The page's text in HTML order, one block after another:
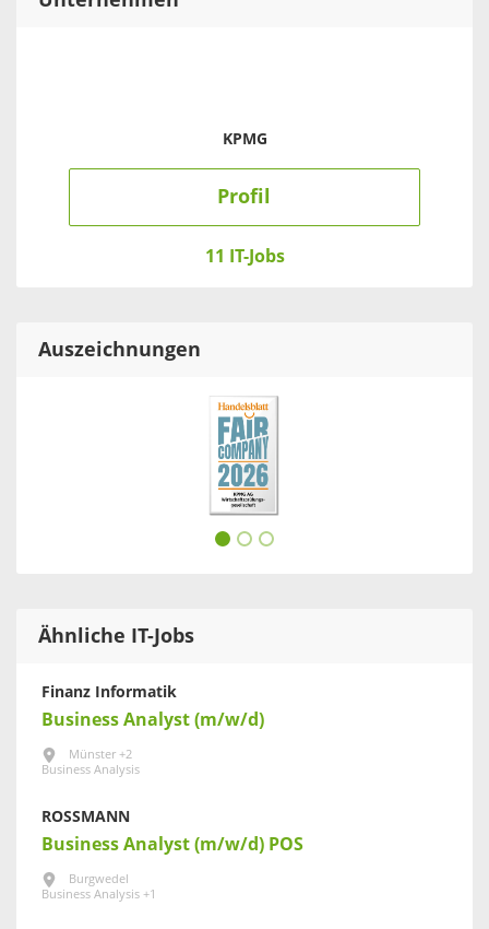
KPMG
Profil
11 IT-Jobs
Auszeichnungen
Ähnliche IT-Jobs
Finanz Informatik
Business Analyst (m/w/d)
Münster +2
Business Analysis
ROSSMANN
Business Analyst (m/w/d) POS
Burgwedel
Business Analysis +1